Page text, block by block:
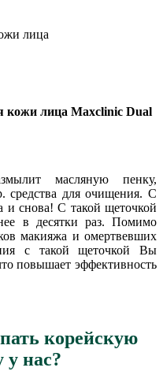
лица
кожи лица Maxclinic Dual
масляную пенку,
средства для очищения. С
и снова! С такой щеточкой
в десятки раз. Помимо
макияжа и омертвевших
с такой щеточкой Вы
повышает эффективность
корейскую
у нас?